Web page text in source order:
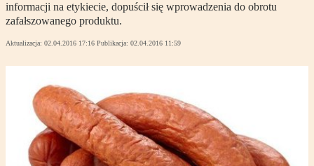
informacji na etykiecie, dopuścił się wprowadzenia do obrotu
zafałszowanego produktu.
Aktualizacja: 02.04.2016 17:16 Publikacja: 02.04.2016 11:59